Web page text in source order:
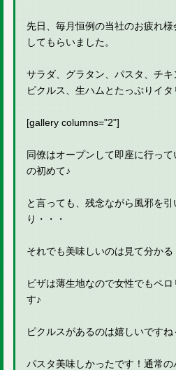
先日、毎月恒例の当社のお疲れ
してもらいました。
サラダ、グラタン、パスタ、チキ
ピクルス、生ハムとたっぷりイタ
[gallery columns="2"]
同僚はオープンして即座に行っ
の初めて♪
と言っても、残念ながら風邪を
り・・・
それでも美味しいのは見て分かる
ピザは薄生地なので女性でもペ
す♪
ピクルスがあるのは嬉しいですね
パスタ美味しかったです！通常